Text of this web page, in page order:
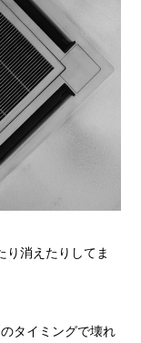
り消えたりしてま
タイミングで壊れ